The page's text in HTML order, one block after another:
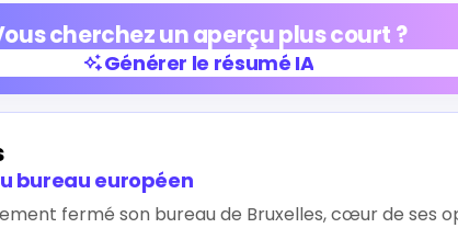
cherchez un aperçu plus court ?
Générer le résumé IA
bureau européen
fermé son bureau de Bruxelles, cœur de ses